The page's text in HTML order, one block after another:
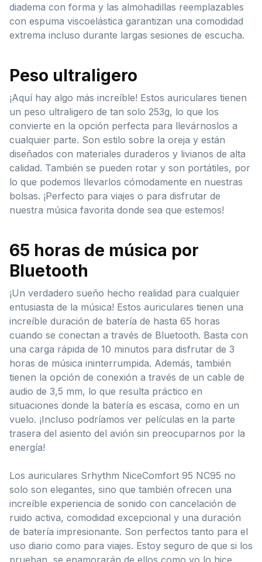
diadema con forma y las almohadillas reemplazables
con espuma viscoelástica garantizan una comodidad
extrema incluso durante largas sesiones de escucha.
Peso ultraligero
¡Aquí hay algo más increíble! Estos auriculares tienen
un peso ultraligero de tan solo 253g, lo que los
convierte en la opción perfecta para llevárnoslos a
cualquier parte. Son estilo sobre la oreja y están
diseñados con materiales duraderos y livianos de alta
calidad. También se pueden rotar y son portátiles, por
lo que podemos llevarlos cómodamente en nuestras
bolsas. ¡Perfecto para viajes o para disfrutar de
nuestra música favorita donde sea que estemos!
65 horas de música por
Bluetooth
¡Un verdadero sueño hecho realidad para cualquier
entusiasta de la música! Estos auriculares tienen una
increíble duración de batería de hasta 65 horas
cuando se conectan a través de Bluetooth. Basta con
una carga rápida de 10 minutos para disfrutar de 3
horas de música ininterrumpida. Además, también
tienen la opción de conexión a través de un cable de
audio de 3,5 mm, lo que resulta práctico en
situaciones donde la batería es escasa, como en un
vuelo. ¡Incluso podríamos ver películas en la parte
trasera del asiento del avión sin preocuparnos por la
energía!
Los auriculares Srhythm NiceComfort 95 NC95 no
solo son elegantes, sino que también ofrecen una
increíble experiencia de sonido con cancelación de
ruido activa, comodidad excepcional y una duración
de batería impresionante. Son perfectos tanto para el
uso diario como para viajes. Estoy seguro de que si los
prueban, se enamorarán de ellos como yo lo hice.